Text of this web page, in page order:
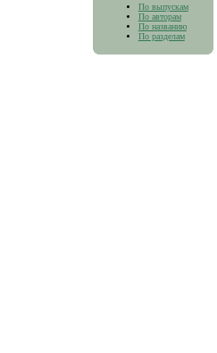
По выпускам
По авторам
По названию
По разделам